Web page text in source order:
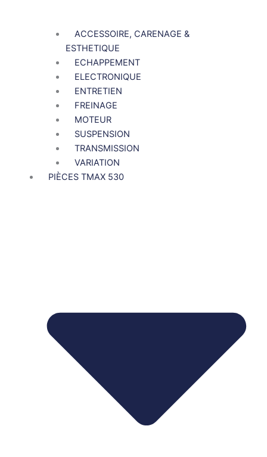
ACCESSOIRE, CARENAGE &
ESTHETIQUE
ECHAPPEMENT
ELECTRONIQUE
ENTRETIEN
FREINAGE
MOTEUR
SUSPENSION
TRANSMISSION
VARIATION
PIÈCES TMAX 530